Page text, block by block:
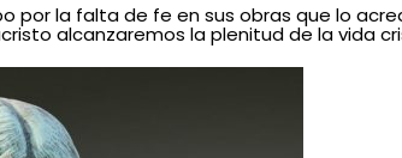
por la falta de fe en sus obras que lo
alcanzaremos la plenitud de la vida